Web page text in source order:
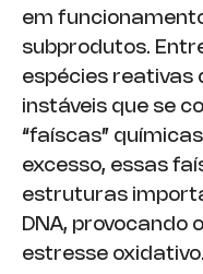
em
subprodutos.
espécies reativas
instáveis que se
“faíscas”
excesso, essas
estruturas
DNA, provocando
estresse